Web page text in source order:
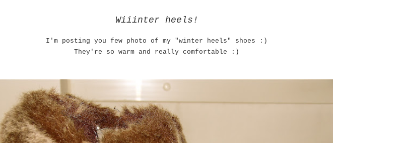
Wiiinter heels!
I'm posting you few photo of my "winter heels" shoes :)
They're so warm and really comfortable :)